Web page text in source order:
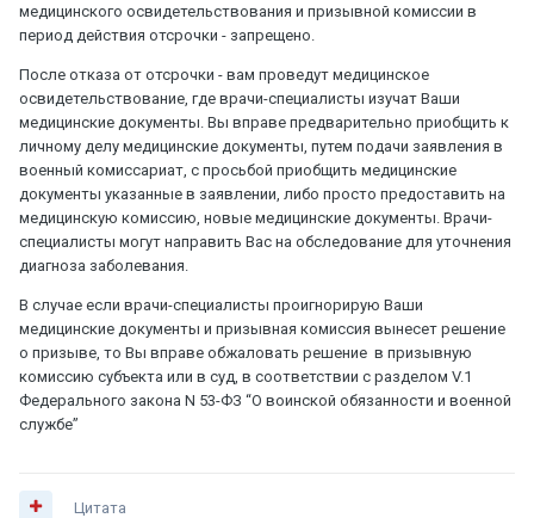
медицинского освидетельствования и призывной комиссии в
период действия отсрочки - запрещено.
После отказа от отсрочки - вам проведут медицинское
освидетельствование, где врачи-специалисты изучат Ваши
медицинские документы. Вы вправе предварительно приобщить к
личному делу медицинские документы, путем подачи заявления в
военный комиссариат, с просьбой приобщить медицинские
документы указанные в заявлении, либо просто предоставить на
медицинскую комиссию, новые медицинские документы. Врачи-
специалисты могут направить Вас на обследование для уточнения
диагноза заболевания.
В случае если врачи-специалисты проигнорирую Ваши
медицинские документы и призывная комиссия вынесет решение
о призыве, то Вы вправе обжаловать решение в призывную
комиссию субъекта или в суд, в соответствии с разделом V.1
Федерального закона N 53-ФЗ “О воинской обязанности и военной
службе”
Цитата